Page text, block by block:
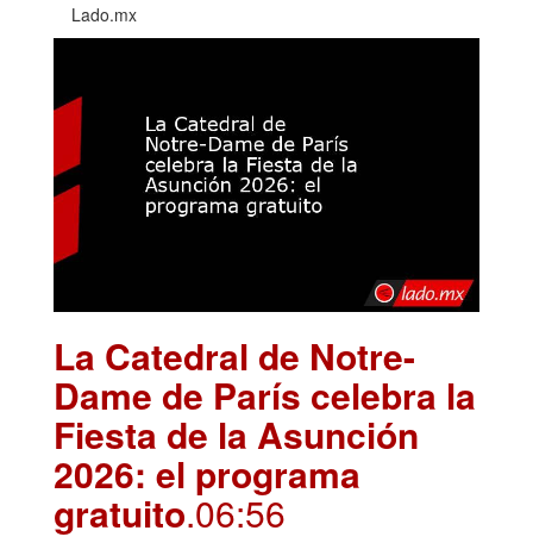
Lado.mx
La Catedral de Notre-
Dame de París celebra la
Fiesta de la Asunción
2026: el programa
gratuito.06:56